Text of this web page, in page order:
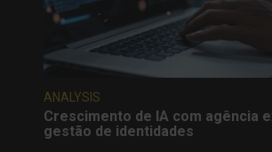
ANALYSIS
Crescimento de IA com agência
gestão de identidades